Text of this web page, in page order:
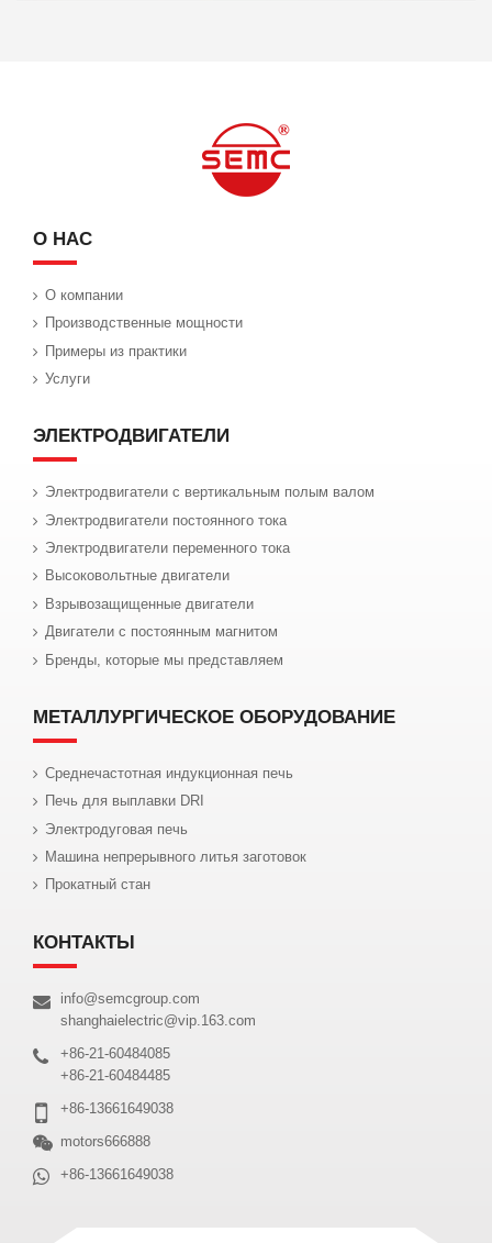
О НАС
О компании
Производственные мощности
Примеры из практики
Услуги
ЭЛЕКТРОДВИГАТЕЛИ
Электродвигатели с вертикальным полым валом
Электродвигатели постоянного тока
Электродвигатели переменного тока
Высоковольтные двигатели
Взрывозащищенные двигатели
Двигатели с постоянным магнитом
Бренды, которые мы представляем
МЕТАЛЛУРГИЧЕСКОЕ ОБОРУДОВАНИЕ
Среднечастотная индукционная печь
Печь для выплавки DRI
Электродуговая печь
Машина непрерывного литья заготовок
Прокатный стан
КОНТАКТЫ
info@semcgroup.com
shanghaielectric@vip.163.com
+86-21-60484085
+86-21-60484485
+86-13661649038
motors666888
+86-13661649038